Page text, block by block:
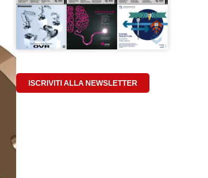
ISCRIVITI ALLA NEWSLETTER